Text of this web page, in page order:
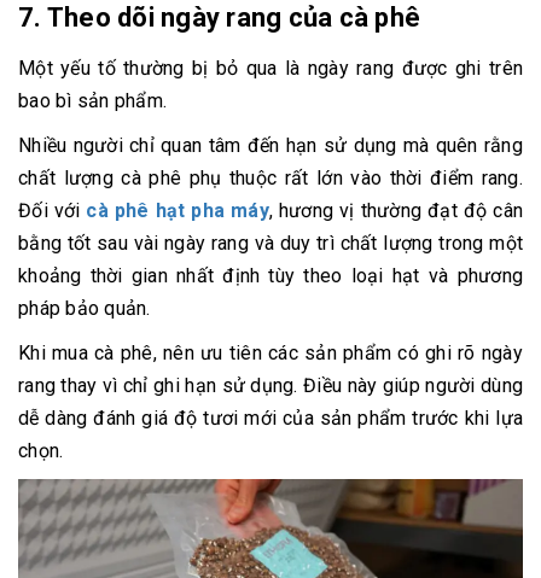
7. Theo dõi ngày rang của cà phê
Một yếu tố thường bị bỏ qua là ngày rang được ghi trên
bao bì sản phẩm.
Nhiều người chỉ quan tâm đến hạn sử dụng mà quên rằng
chất lượng cà phê phụ thuộc rất lớn vào thời điểm rang.
Đối với cà phê hạt pha máy, hương vị thường đạt độ cân
bằng tốt sau vài ngày rang và duy trì chất lượng trong một
khoảng thời gian nhất định tùy theo loại hạt và phương
pháp bảo quản.
Khi mua cà phê, nên ưu tiên các sản phẩm có ghi rõ ngày
rang thay vì chỉ ghi hạn sử dụng. Điều này giúp người dùng
dễ dàng đánh giá độ tươi mới của sản phẩm trước khi lựa
chọn.